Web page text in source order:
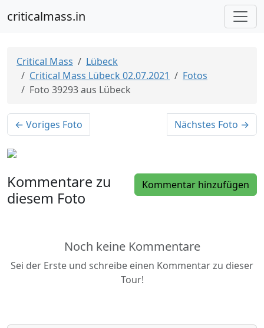
criticalmass.in
Critical Mass
Lübeck
Critical Mass Lübeck 02.07.2021
Fotos
Foto 39293 aus Lübeck
← Voriges Foto Nächstes Foto →
Kommentar hinzufügen
Kommentare zu
diesem Foto
Noch keine Kommentare
Sei der Erste und schreibe einen Kommentar zu dieser
Tour!